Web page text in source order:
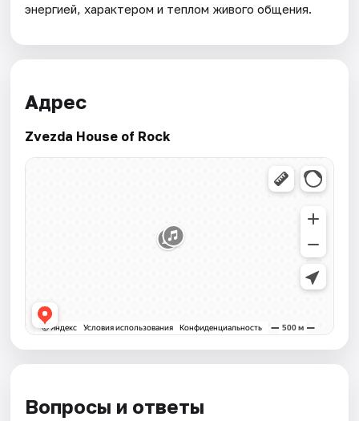
энергией, характером и теплом живого общения.
Адрес
Zvezda House of Rock
Вопросы и ответы